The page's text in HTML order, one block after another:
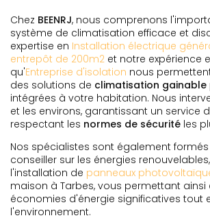
Chez BEENRJ, nous comprenons
système de climatisation efficace et
expertise en Installation électrique
entrepôt de 200m2 et notre expérience
qu'Entreprise d'isolation nous
des solutions de climatisation gainable
intégrées à votre habitation. Nous
et les environs, garantissant un service
respectant les normes de sécurité les
Nos spécialistes sont également
conseiller sur les énergies
l'installation de panneaux
maison à Tarbes, vous permettant ainsi
économies d'énergie significatives tout
l'environnement.